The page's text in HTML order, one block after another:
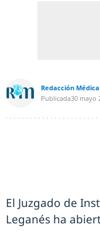
Redacción Médica
Publicada30 mayo
El Juzgado de
Leganés ha